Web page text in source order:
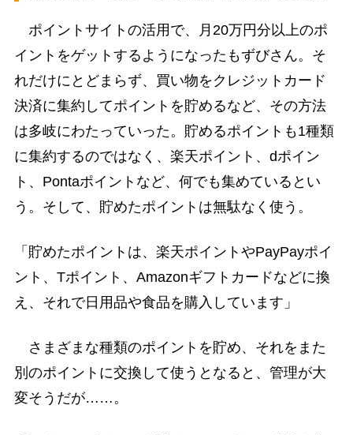
ポイントサイトの活用で、月20万円分以上のポ
イントをゲットするようになったもずびさん。そ
れだけにとどまらず、買い物をクレジットカード
決済に集約してポイントを貯めるなど、その方法
は多岐にわたっていった。貯めるポイントも1種類
に集約するのではなく、楽天ポイント、dポイン
ト、Pontaポイントなど、何でも集めているとい
う。そして、貯めたポイントは無駄なく使う。
「貯めたポイントは、楽天ポイントやPayPayポイ
ント、Tポイント、Amazonギフトカードなどに換
え、それで日用品や食品を購入しています」
さまざまな種類のポイントを貯め、それをまた
別のポイントに交換して使うとなると、管理が大
変そうだが……。